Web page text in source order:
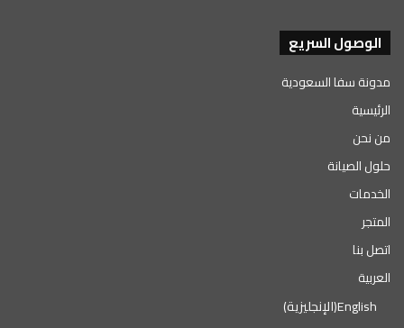
الوصول السريع
مدونة سفا السعودية
الرئيسية
من نحن
حلول الصيانة
الخدمات
المتجر
اتصل بنا
العربية
English
(الإنجليزية)